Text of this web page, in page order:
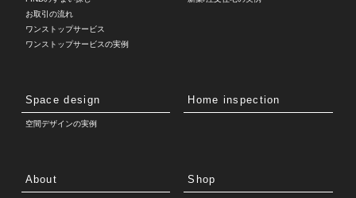
お取引の流れ
ワンストップサービス
ワンストップサービスの実例
Space design
空間デザインの実例
Home inspection
About Shop